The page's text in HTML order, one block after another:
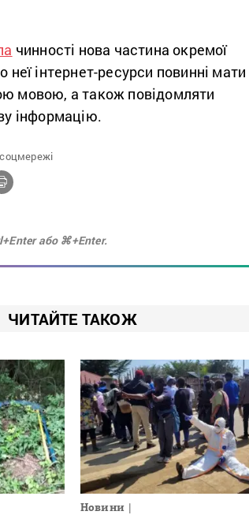
чинності нова частина окремої
неї інтернет-ресурси повинні мати
мовою, а також повідомляти
інформацію.
соцмережі
або ⌘+Enter.
ЧИТАЙТЕ ТАКОЖ
Новини